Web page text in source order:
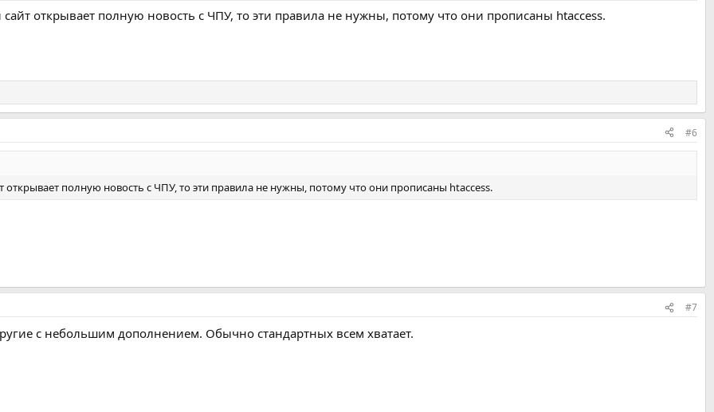
открывает полную новость с ЧПУ, то эти правила не нужны, потому что они прописаны htaccess.
#6
открывает полную новость с ЧПУ, то эти правила не нужны, потому что они прописаны htaccess.
#7
с небольшим дополнением. Обычно стандартных всем хватает.